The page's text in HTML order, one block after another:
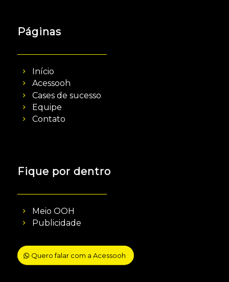
Páginas
Início
Acessooh
Cases de sucesso
Equipe
Contato
Fique por dentro
Meio OOH
Publicidade
Quero falar com a Acessooh